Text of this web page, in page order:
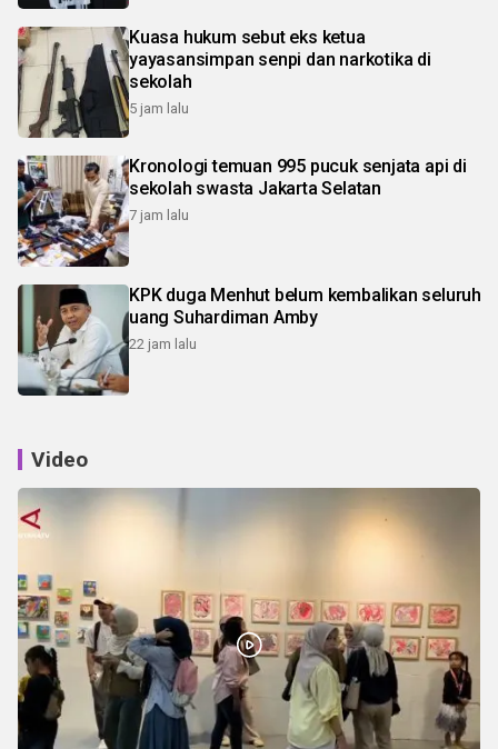
Kuasa hukum sebut eks ketua
yayasansimpan senpi dan narkotika di
sekolah
5 jam lalu
Kronologi temuan 995 pucuk senjata api di
sekolah swasta Jakarta Selatan
7 jam lalu
KPK duga Menhut belum kembalikan seluruh
uang Suhardiman Amby
22 jam lalu
Video